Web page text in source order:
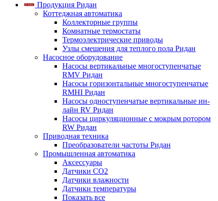
Продукция Ридан
Коттеджная автоматика
Коллекторные группы
Комнатные термостаты
Термоэлектрические приводы
Узлы смешения для теплого пола Ридан
Насосное оборудование
Насосы вертикальные многоступенчатые
RMV Ридан
Насосы горизонтальные многоступенчатые
RMHI Ридан
Насосы одноступенчатые вертикальные ин-
лайн RV Ридан
Насосы циркуляционные с мокрым ротором
RW Ридан
Приводная техника
Преобразователи частоты Ридан
Промышленная автоматика
Аксессуары
Датчики CO2
Датчики влажности
Датчики температуры
Показать все